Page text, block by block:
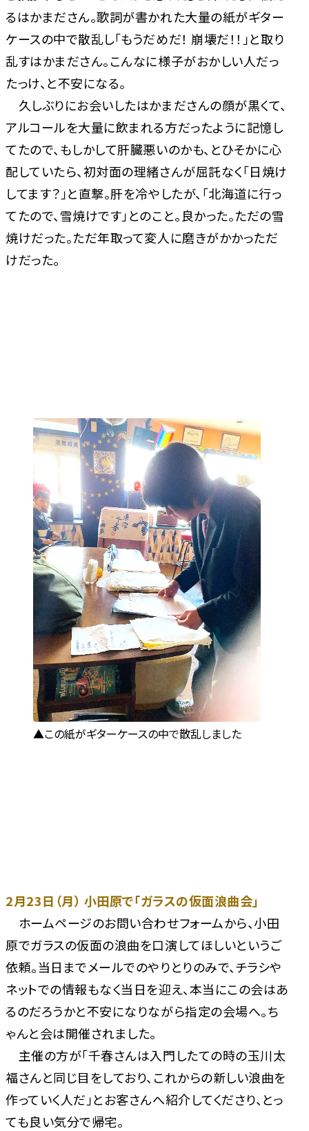
るはかまださん。歌詞が書かれた大量の紙がギター
ケースの中で散乱し「もうだめだ！ 崩壊だ！！」と取り
乱すはかまださん。こんなに様子がおかしい人だっ
たっけ、と不安になる。
久しぶりにお会いしたはかまださんの顔が黒くて、
アルコールを大量に飲まれる方だったように記憶し
てたので、もしかして肝臓悪いのかも、とひそかに心
配していたら、初対面の理緒さんが屈託なく「日焼け
してます？」と直撃。肝を冷やしたが、「北海道に行っ
てたので、雪焼けです」とのこと。良かった。ただの雪
焼けだった。ただ年取って変人に磨きがかかっただ
けだった。
この紙がギターケースの中で散乱しました
2月23日（月） 小田原で「ガラスの仮面浪曲会」
ホームページのお問い合わせフォームから、小田
原でガラスの仮面の浪曲を口演してほしいというご
依頼。当日までメールでのやりとりのみで、チラシや
ネットでの情報もなく当日を迎え、本当にこの会はあ
るのだろうかと不安になりながら指定の会場へ。ち
ゃんと会は開催されました。
主催の方が「千春さんは入門したての時の玉川太
福さんと同じ目をしており、これからの新しい浪曲を
作っていく人だ」とお客さんへ紹介してくださり、とっ
ても良い気分で帰宅。